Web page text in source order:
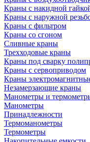
Краны с накидной
Краны с наружной
Краны с фильтром
Краны со сгоном
Сливные краны
Трехходовые краны
Краны под сварку
Краны с сервоприводом
Краны
Незамерзающие краны
Манометры и
Манометры
Принадлежности
Термоманометры
Термометры